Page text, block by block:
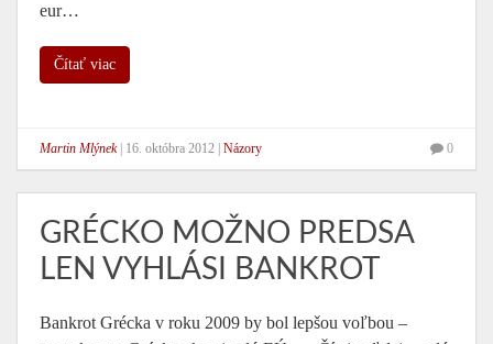
eur…
Čítať viac
Martin Mlýnek| 16. októbra 2012 Názory 0
GRÉCKO MOŽNO PREDSA
LEN VYHLÁSI BANKROT
Bankrot Grécka v roku 2009 by bol lepšou voľbou –